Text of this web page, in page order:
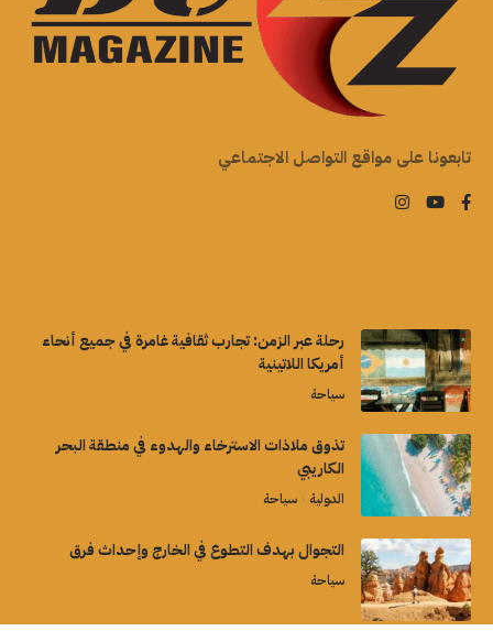
تابعونا على مواقع التواصل الاجتماعي
رحلة عبر الزمن: تجارب ثقافية غامرة في جميع أنحاء
أمريكا اللاتينية
سياحة
تذوق ملاذات الاسترخاء والهدوء في منطقة البحر
الكاريبي
الدولية سياحة
التجوال بهدف التطوع في الخارج وإحداث فرق
سياحة